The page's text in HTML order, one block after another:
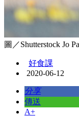
圖／Shutterstock Jo
好食課
2020-06-12
分享
傳送
A+